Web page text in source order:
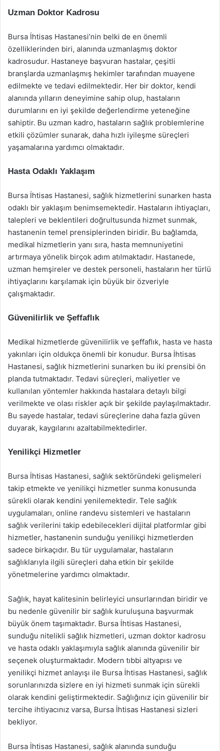
Uzman Doktor Kadrosu
Bursa İhtisas Hastanesi’nin belki de en önemli
özelliklerinden biri, alanında uzmanlaşmış doktor
kadrosudur. Hastaneye başvuran hastalar, çeşitli
branşlarda uzmanlaşmış hekimler tarafından muayene
edilmekte ve tedavi edilmektedir. Her bir doktor, kendi
alanında yılların deneyimine sahip olup, hastaların
durumlarını en iyi şekilde değerlendirme yeteneğine
sahiptir. Bu uzman kadro, hastaların sağlık problemlerine
etkili çözümler sunarak, daha hızlı iyileşme süreçleri
yaşamalarına yardımcı olmaktadır.
Hasta Odaklı Yaklaşım
Bursa İhtisas Hastanesi, sağlık hizmetlerini sunarken hasta
odaklı bir yaklaşım benimsemektedir. Hastaların ihtiyaçları,
talepleri ve beklentileri doğrultusunda hizmet sunmak,
hastanenin temel prensiplerinden biridir. Bu bağlamda,
medikal hizmetlerin yanı sıra, hasta memnuniyetini
artırmaya yönelik birçok adım atılmaktadır. Hastanede,
uzman hemşireler ve destek personeli, hastaların her türlü
ihtiyaçlarını karşılamak için büyük bir özveriyle
çalışmaktadır.
Güvenilirlik ve Şeffaflık
Medikal hizmetlerde güvenilirlik ve şeffaflık, hasta ve hasta
yakınları için oldukça önemli bir konudur. Bursa İhtisas
Hastanesi, sağlık hizmetlerini sunarken bu iki prensibi ön
planda tutmaktadır. Tedavi süreçleri, maliyetler ve
kullanılan yöntemler hakkında hastalara detaylı bilgi
verilmekte ve olası riskler açık bir şekilde paylaşılmaktadır.
Bu sayede hastalar, tedavi süreçlerine daha fazla güven
duyarak, kaygılarını azaltabilmektedirler.
Yenilikçi Hizmetler
Bursa İhtisas Hastanesi, sağlık sektöründeki gelişmeleri
takip etmekte ve yenilikçi hizmetler sunma konusunda
sürekli olarak kendini yenilemektedir. Tele sağlık
uygulamaları, online randevu sistemleri ve hastaların
sağlık verilerini takip edebilecekleri dijital platformlar gibi
hizmetler, hastanenin sunduğu yenilikçi hizmetlerden
sadece birkaçıdır. Bu tür uygulamalar, hastaların
sağlıklarıyla ilgili süreçleri daha etkin bir şekilde
yönetmelerine yardımcı olmaktadır.
Sağlık, hayat kalitesinin belirleyici unsurlarından biridir ve
bu nedenle güvenilir bir sağlık kuruluşuna başvurmak
büyük önem taşımaktadır. Bursa İhtisas Hastanesi,
sunduğu nitelikli sağlık hizmetleri, uzman doktor kadrosu
ve hasta odaklı yaklaşımıyla sağlık alanında güvenilir bir
seçenek oluşturmaktadır. Modern tıbbi altyapısı ve
yenilikçi hizmet anlayışı ile Bursa İhtisas Hastanesi, sağlık
sorunlarınızda sizlere en iyi hizmeti sunmak için sürekli
olarak kendini geliştirmektedir. Sağlığınız için güvenilir bir
tercihe ihtiyacınız varsa, Bursa İhtisas Hastanesi sizleri
bekliyor.
Bursa İhtisas Hastanesi, sağlık alanında sunduğu